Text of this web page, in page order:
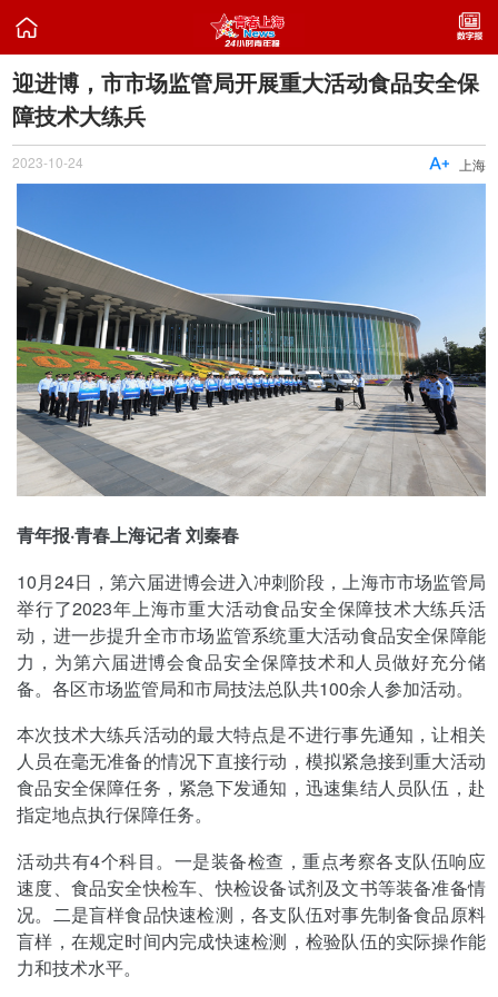

迎进博，市市场监管局开展重大活动食品安全保
障技术大练兵
2023-10-24 上海

青年报·青春上海记者 刘秦春
10月24日，第六届进博会进入冲刺阶段，上海市市场监管局
举行了2023年上海市重大活动食品安全保障技术大练兵活
动，进一步提升全市市场监管系统重大活动食品安全保障能
力，为第六届进博会食品安全保障技术和人员做好充分储
备。各区市场监管局和市局技法总队共100余人参加活动。
本次技术大练兵活动的最大特点是不进行事先通知，让相关
人员在毫无准备的情况下直接行动，模拟紧急接到重大活动
食品安全保障任务，紧急下发通知，迅速集结人员队伍，赴
指定地点执行保障任务。
活动共有4个科目。一是装备检查，重点考察各支队伍响应
速度、食品安全快检车、快检设备试剂及文书等装备准备情
况。二是盲样食品快速检测，各支队伍对事先制备食品原料
盲样，在规定时间内完成快速检测，检验队伍的实际操作能
力和技术水平。